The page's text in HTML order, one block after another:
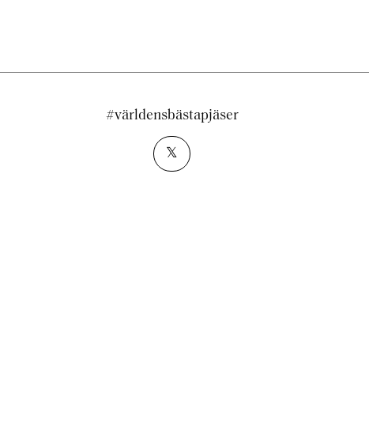
#världensbästapjäser
𝕏